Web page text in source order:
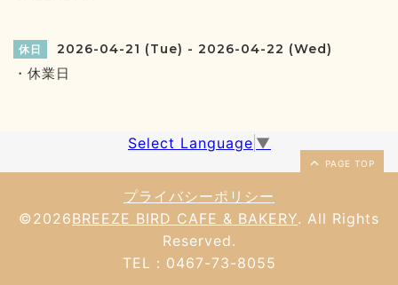
休日 2026-04-21 (Tue) - 2026-04-22 (Wed)
・休業日
Select Language ▼
PAGE TOP
プライバシーポリシー
©2026BREEZE BIRD CAFE & BAKERY. All Rights
Reserved.
TEL：0467-73-8055